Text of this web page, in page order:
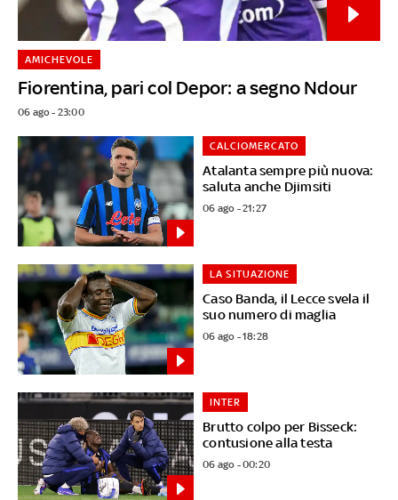
Fiorentina, pari col Depor: a segno Ndour
AMICHEVOLE
06 ago - 23:00
Atalanta sempre più nuova:
saluta anche Djimsiti
CALCIOMERCATO
06 ago - 21:27
Caso Banda, il Lecce svela il
suo numero di maglia
LA SITUAZIONE
06 ago - 18:28
Brutto colpo per Bisseck:
contusione alla testa
INTER
06 ago - 00:20